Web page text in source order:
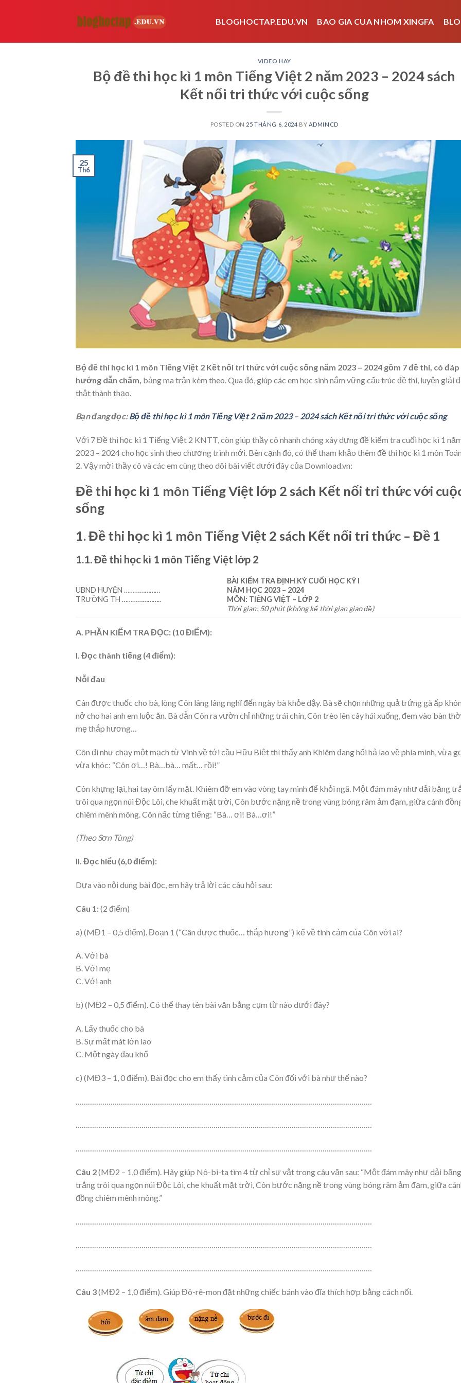
BLOGHOCTAP.EDU.VN BAO GIA CUA NHOM XINGFA
VIDEO HAY
Bộ đề thi học kì 1 môn Tiếng Việt 2 năm 2023 – 2024 sách
Kết nối tri thức với cuộc sống
POSTED ON 25 THÁNG 6, 2024 BY ADMINCD
25
Th6
Bộ đề thi học kì 1 môn Tiếng Việt 2 Kết nối tri thức với cuộc sống năm 2023 – 2024 gồm 7 đề thi, có đáp
hướng dẫn chấm, bảng ma trận kèm theo. Qua đó, giúp các em học sinh nắm vững cấu trúc đề thi, luyện giải
thật thành thạo.
Bạn đang đọc:Bộ đề thi học kì 1 môn Tiếng Việt 2 năm 2023 – 2024 sách Kết nối tri thức với cuộc sống
Với 7 Đề thi học kì 1 Tiếng Việt 2 KNTT, còn giúp thầy cô nhanh chóng xây dựng đề kiểm tra cuối học kì 1
2023 – 2024 cho học sinh theo chương trình mới. Bên cạnh đó, có thể tham khảo thêm đề thi học kì 1 môn Toán
2. Vậy mời thầy cô và các em cùng theo dõi bài viết dưới đây của Download.vn:
Đề thi học kì 1 môn Tiếng Việt lớp 2 sách Kết nối tri thức với
sống
1. Đề thi học kì 1 môn Tiếng Việt 2 sách Kết nối tri thức – Đề 1
1.1. Đề thi học kì 1 môn Tiếng Việt lớp 2
UBND HUYỆN …………………
TRƯỜNG TH …………………..
BÀI KIỂM TRA ĐỊNH KỲ CUỐI HỌC KỲ I
NĂM HỌC 2023 – 2024
MÔN: TIẾNG VIỆT – LỚP 2
Thời gian: 50 phút (không kể thời gian giao đề)
A. PHẦN KIỂM TRA ĐỌC: (10 ĐIỂM):
I. Đọc thành tiếng (4 điểm):
Nỗi đau
Cân được thuốc cho bà, lòng Côn lâng lâng nghĩ đến ngày bà khỏe dậy. Bà sẽ chọn những quả trứng gà ấp
nở cho hai anh em luộc ăn. Bà dẫn Côn ra vườn chỉ những trái chín, Côn trèo lên cây hái xuống, đem vào bàn thờ
mẹ thắp hương…
Côn đi như chạy một mạch từ Vinh về tới cầu Hữu Biệt thì thấy anh Khiêm đang hối hả lao về phía mình, vừa
vừa khóc: “Côn ơi…! Bà…bà… mất… rồi!”
Côn khựng lại, hai tay ôm lấy mặt. Khiêm đỡ em vào vòng tay mình để khỏi ngã. Một đám mây như dải băng
trôi qua ngọn núi Độc Lôi, che khuất mặt trời, Côn bước nặng nề trong vùng bóng râm ảm đạm, giữa cánh
chiêm mênh mông. Côn nấc từng tiếng: “Bà… ơi! Bà…ơi!”
(Theo Sơn Tùng)
II. Đọc hiểu (6,0 điểm):
Dựa vào nội dung bài đọc, em hãy trả lời các câu hỏi sau:
Câu 1:(2 điểm)
a) (MĐ1 – 0,5 điểm). Đoạn 1 (“Cân được thuốc… thắp hương”) kể về tình cảm của Côn với ai?
A. Với bà
B. Với mẹ
C. Với anh
b) (MĐ2 – 0,5 điểm). Có thể thay tên bài văn bằng cụm từ nào dưới đây?
A. Lấy thuốc cho bà
B. Sự mất mát lớn lao
C. Một ngày đau khổ
c) (MĐ3 – 1, 0 điểm). Bài đọc cho em thấy tình cảm của Côn đối với bà như thế nào?
………………………………………………………………………………………………………………………………
………………………………………………………………………………………………………………………………
Câu 2(MĐ2 – 1,0 điểm). Hãy giúp Nô-bi-ta tìm 4 từ chỉ sự vật trong câu văn sau: “Một đám mây như dải băng
trắng trôi qua ngọn núi Độc Lôi, che khuất mặt trời, Côn bước nặng nề trong vùng bóng râm ảm đạm, giữa
đồng chiêm mênh mông.”
………………………………………………………………………………………………………………………………
Câu 3(MĐ2 – 1,0 điểm). Giúp Đô-rê-mon đặt những chiếc bánh vào đĩa thích hợp bằng cách nối.